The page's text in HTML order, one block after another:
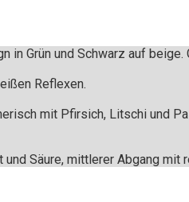
in Grün und Schwarz auf beige.
Reflexen.
mit Pfirsich, Litschi und
Säure, mittlerer Abgang mit